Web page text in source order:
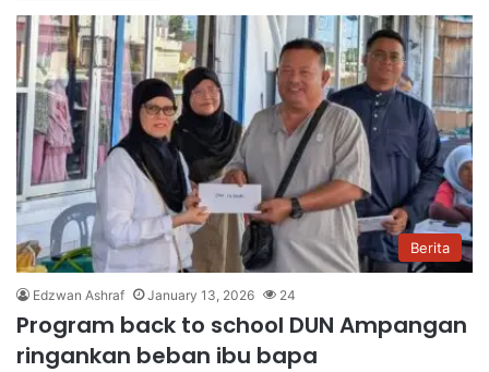
Berita
Edzwan Ashraf January 13, 2026 24
Program back to school DUN Ampangan
ringankan beban ibu bapa